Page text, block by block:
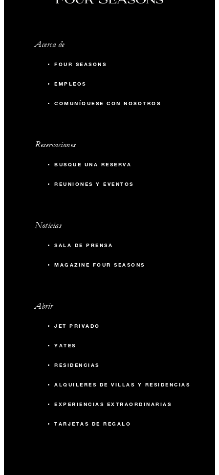
Acerca de
FOUR SEASONS
EMPLEOS
COMUNÍQUESE CON NOSOTROS
Reservaciones
BUSQUE UNA RESERVA
REUNIONES Y EVENTOS
Noticias
SALA DE PRENSA
MAGAZINE FOUR SEASONS
Abrir
JET PRIVADO
YATES
RESIDENCIAS
ALQUILERES DE VILLAS Y RESIDENCIAS
EXPERIENCIAS EXTRAORDINARIAS
TARJETAS DE REGALO